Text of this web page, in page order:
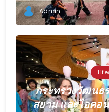
Admin
กระทรวงวัฒนธ
สยาม และไอคอ